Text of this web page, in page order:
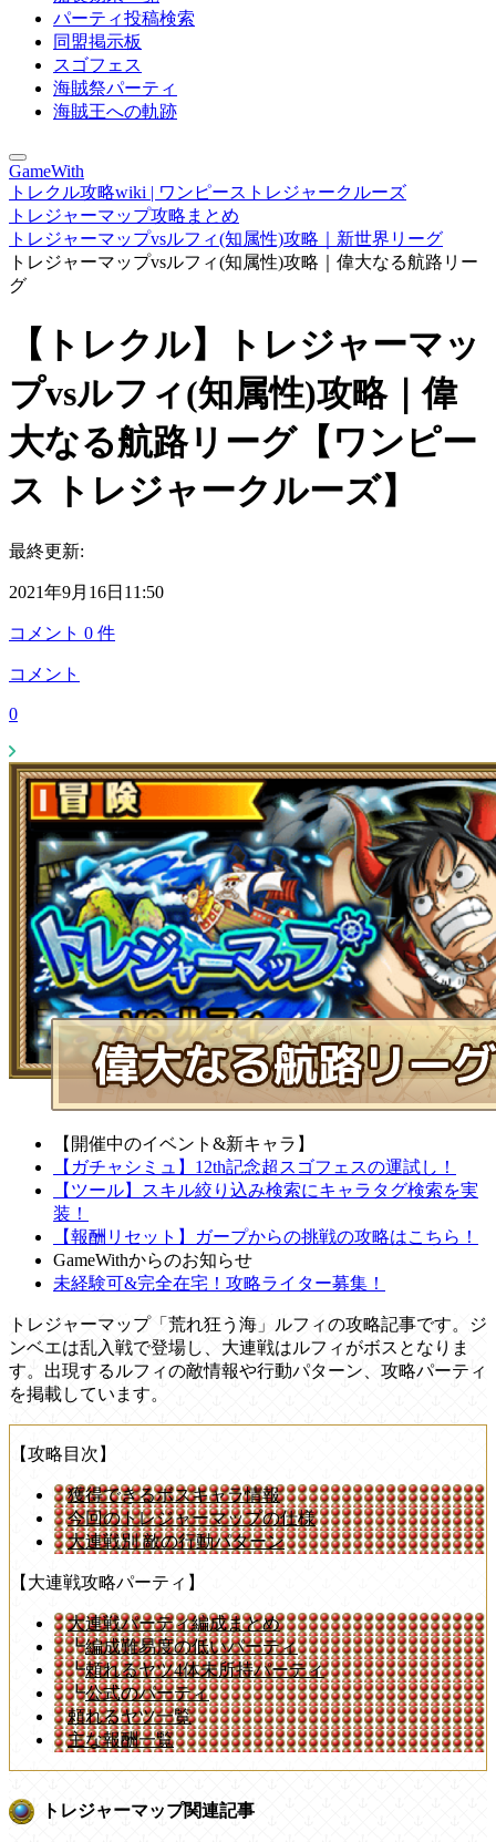
パーティ投稿検索
同盟掲示板
スゴフェス
海賊祭パーティ
海賊王への軌跡
GameWith
トレクル攻略wiki | ワンピーストレジャークルーズ
トレジャーマップ攻略まとめ
トレジャーマップvsルフィ(知属性)攻略｜新世界リーグ
トレジャーマップvsルフィ(知属性)攻略｜偉大なる航路リー
グ
【トレクル】トレジャーマッ
プvsルフィ(知属性)攻略｜偉
大なる航路リーグ【ワンピー
ス トレジャークルーズ】
最終更新:
2021年9月16日11:50
コメント 0 件
コメント
0
【開催中のイベント&新キャラ】
【ガチャシミュ】12th記念超スゴフェスの運試し！
【ツール】スキル絞り込み検索にキャラタグ検索を実
装！
【報酬リセット】ガープからの挑戦の攻略はこちら！
GameWithからのお知らせ
未経験可&完全在宅！攻略ライター募集！
トレジャーマップ「荒れ狂う海」ルフィの攻略記事です。ジ
ンベエは乱入戦で登場し、大連戦はルフィがボスとなりま
す。出現するルフィの敵情報や行動パターン、攻略パーティ
を掲載しています。
【攻略目次】
獲得できるボスキャラ情報
今回のトレジャーマップの仕様
大連戦別 敵の行動パターン
【大連戦攻略パーティ】
大連戦パーティ編成まとめ
┗編成難易度の低いパーティ
┗頼れるヤツ4体未所持パーティ
┗公式のパーティ
頼れるヤツ一覧
主な報酬一覧
トレジャーマップ関連記事